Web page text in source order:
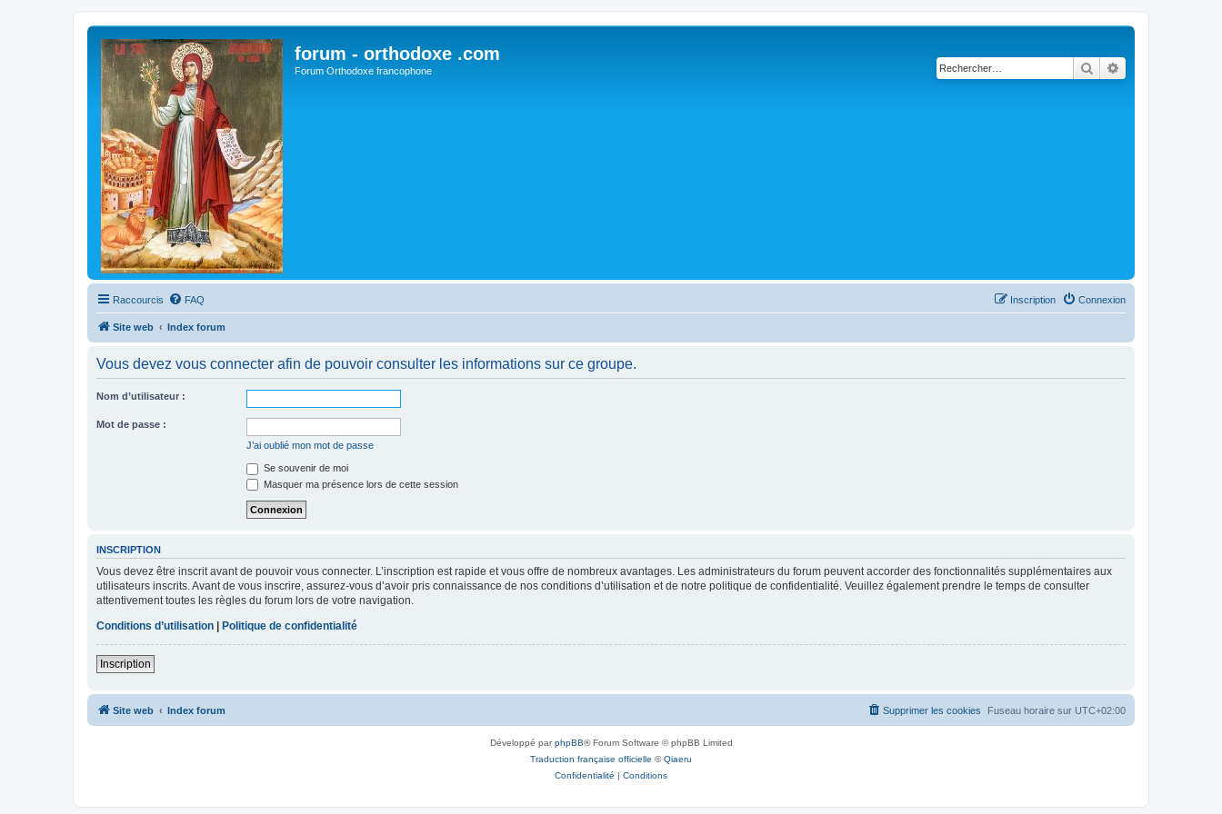
forum - orthodoxe .com
Forum Orthodoxe francophone Rechercher
Raccourcis FAQ Connexion
Inscription
Site web Index forum
Vous devez vous connecter afin de pouvoir consulter les informations sur ce groupe.
Nom d’utilisateur :
Mot de passe :
J’ai oublié mon mot de passe
Se souvenir de moi
Masquer ma présence lors de cette session
INSCRIPTION
Vous devez être inscrit avant de pouvoir vous connecter. L’inscription est rapide et vous offre de nombreux avantages. Les administrateurs du forum peuvent accorder des fonctionnalités supplémentaires aux
utilisateurs inscrits. Avant de vous inscrire, assurez-vous d’avoir pris connaissance de nos conditions d’utilisation et de notre politique de confidentialité. Veuillez également prendre le temps de consulter
attentivement toutes les règles du forum lors de votre navigation.
Conditions d’utilisation | Politique de confidentialité
Inscription
Site web Index forum Fuseau horaire sur UTC+02:00
Supprimer les cookies
Développé parphpBB® Forum Software © phpBB Limited
Traduction française officielle ©Qiaeru
Confidentialité | Conditions